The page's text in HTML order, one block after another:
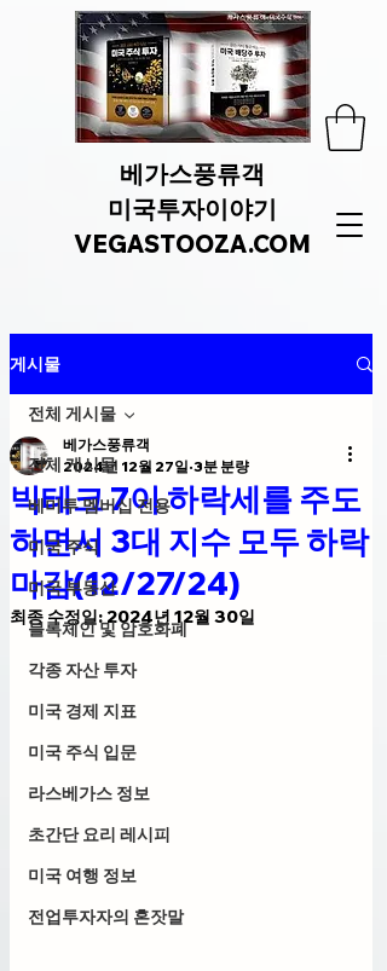
베가스풍류객
미국투자이야기
VEGASTOOZA.COM
게시물
전체 게시물
베미투 멤버십 전용
미국 주식
미국 부동산
블록체인 및 암호화폐
각종 자산 투자
미국 경제 지표
미국 주식 입문
라스베가스 정보
초간단 요리 레시피
미국 여행 정보
전업투자자의 혼잣말
전체 게시물
빅테크 7이 하락세를 주도
하면서 3대 지수 모두 하락
마감(12/27/24)
베가스풍류객
2024년 12월 27일 3분 분량
최종 수정일:2024년 12월 30일